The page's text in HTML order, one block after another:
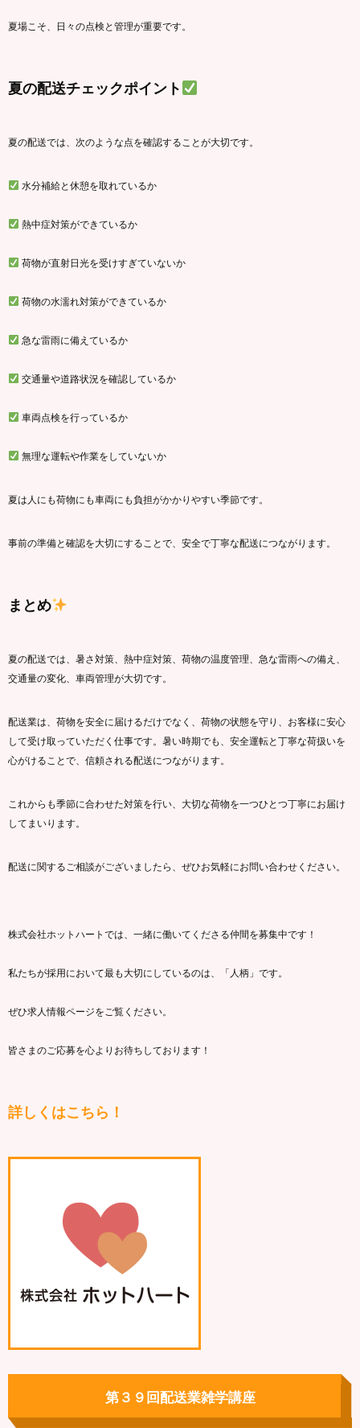
夏場こそ、日々の点検と管理が重要です。
夏の配送チェックポイント
夏の配送では、次のような点を確認することが大切です。
水分補給と休憩を取れているか
熱中症対策ができているか
荷物が直射日光を受けすぎていないか
荷物の水濡れ対策ができているか
急な雷雨に備えているか
交通量や道路状況を確認しているか
車両点検を行っているか
無理な運転や作業をしていないか
夏は人にも荷物にも車両にも負担がかかりやすい季節です。
事前の準備と確認を大切にすることで、安全で丁寧な配送につながります。
まとめ
夏の配送では、暑さ対策、熱中症対策、荷物の温度管理、急な雷雨への備え、
交通量の変化、車両管理が大切です。
配送業は、荷物を安全に届けるだけでなく、荷物の状態を守り、お客様に安心
して受け取っていただく仕事です。暑い時期でも、安全運転と丁寧な荷扱いを
心がけることで、信頼される配送につながります。
これからも季節に合わせた対策を行い、大切な荷物を一つひとつ丁寧にお届け
してまいります。
配送に関するご相談がございましたら、ぜひお気軽にお問い合わせください。
株式会社ホットハートでは、一緒に働いてくださる仲間を募集中です！
私たちが採用において最も大切にしているのは、「人柄」です。
ぜひ求人情報ページをご覧ください。
皆さまのご応募を心よりお待ちしております！
詳しくはこちら！
第３９回配送業雑学講座